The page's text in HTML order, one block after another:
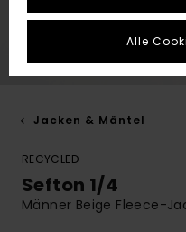
Jacken & Mäntel
RECYCLED
Sefton 1/4
Männer Beige Fleece-
Alle